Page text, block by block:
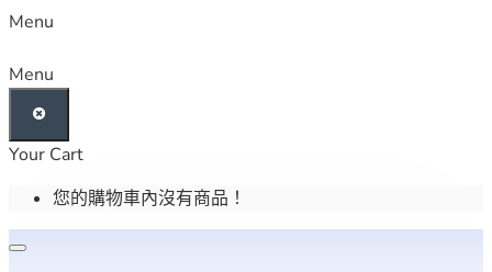
Menu
Menu
Your Cart
您的購物車內沒有商品！